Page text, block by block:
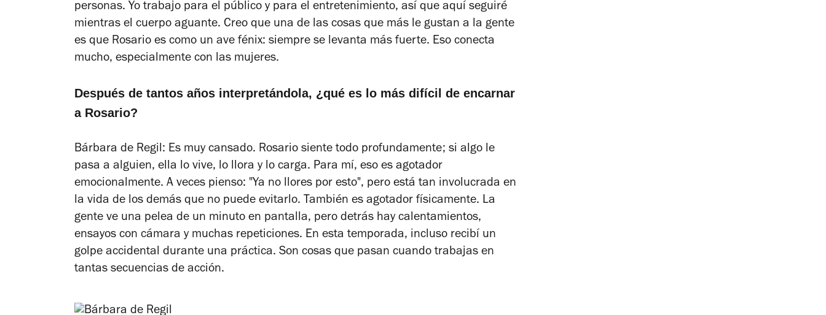
personas. Yo trabajo para el público y para el entretenimiento, así que aquí seguiré
mientras el cuerpo aguante. Creo que una de las cosas que más le gustan a la gente
es que Rosario es como un ave fénix: siempre se levanta más fuerte. Eso conecta
mucho, especialmente con las mujeres.
Después de tantos años interpretándola, ¿qué es lo más difícil de encarnar
a Rosario?
Bárbara de Regil: Es muy cansado. Rosario siente todo profundamente; si algo le
pasa a alguien, ella lo vive, lo llora y lo carga. Para mí, eso es agotador
emocionalmente. A veces pienso: "Ya no llores por esto", pero está tan involucrada en
la vida de los demás que no puede evitarlo. También es agotador físicamente. La
gente ve una pelea de un minuto en pantalla, pero detrás hay calentamientos,
ensayos con cámara y muchas repeticiones. En esta temporada, incluso recibí un
golpe accidental durante una práctica. Son cosas que pasan cuando trabajas en
tantas secuencias de acción.